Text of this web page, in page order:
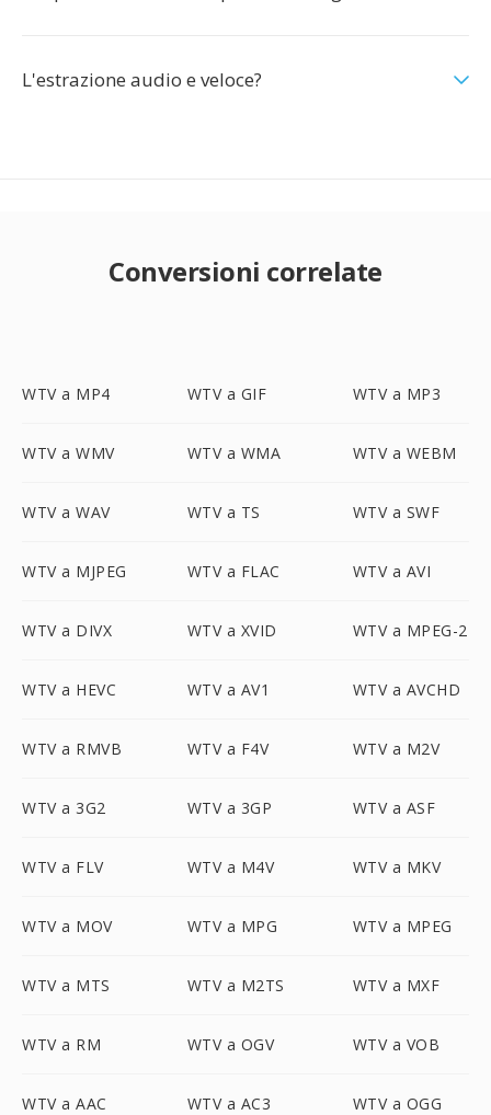
L'estrazione audio e veloce?
Conversioni correlate
WTV a MP4 WTV a GIF WTV a MP3
WTV a WMV WTV a WMA WTV a WEBM
WTV a WAV WTV a TS WTV a SWF
WTV a MJPEG WTV a FLAC WTV a AVI
WTV a DIVX WTV a XVID WTV a MPEG-2
WTV a HEVC WTV a AV1 WTV a AVCHD
WTV a RMVB WTV a F4V WTV a M2V
WTV a 3G2 WTV a 3GP WTV a ASF
WTV a FLV WTV a M4V WTV a MKV
WTV a MOV WTV a MPG WTV a MPEG
WTV a MTS WTV a M2TS WTV a MXF
WTV a RM WTV a OGV WTV a VOB
WTV a AAC WTV a AC3 WTV a OGG